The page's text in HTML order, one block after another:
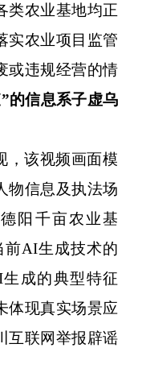
类农业基地均正
实农业项目监管
或违规经营的情
的信息系子虚乌
，该视频画面模
物信息及执法场
阳千亩农业基
前AI生成技术的
成的典型特征
现真实场景应
互联网举报辟谣